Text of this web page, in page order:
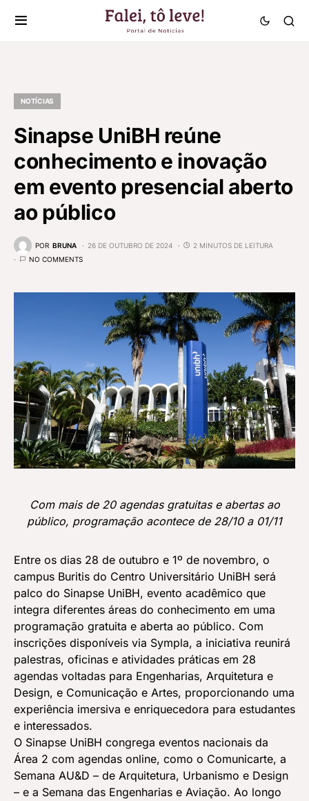
NOTÍCIAS
Sinapse UniBH reúne
conhecimento e inovação
em evento presencial aberto
ao público
POR BRUNA 26 DE OUTUBRO DE 2024
2 MINUTOS DE LEITURA
NO COMMENTS
Com mais de 20 agendas gratuitas e abertas ao
público, programação acontece de 28/10 a 01/11
Entre os dias 28 de outubro e 1º de novembro, o
campus Buritis do Centro Universitário UniBH será
palco do Sinapse UniBH, evento acadêmico que
integra diferentes áreas do conhecimento em uma
programação gratuita e aberta ao público. Com
inscrições disponíveis via Sympla, a iniciativa reunirá
palestras, oficinas e atividades práticas em 28
agendas voltadas para Engenharias, Arquitetura e
Design, e Comunicação e Artes, proporcionando uma
experiência imersiva e enriquecedora para estudantes
e interessados.
O Sinapse UniBH congrega eventos nacionais da
Área 2 com agendas online, como o Comunicarte, a
Semana AU&D – de Arquitetura, Urbanismo e Design
– e a Semana das Engenharias e Aviação. Ao longo